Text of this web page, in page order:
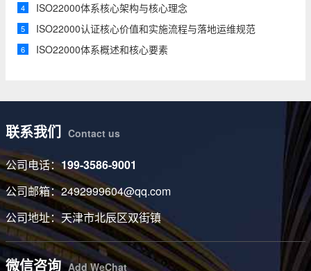
4 ISO22000体系核心架构与核心理念
5 ISO22000认证核心价值和实施流程与落地运维规范
6 ISO22000体系概述和核心要素
联系我们 Contact us
公司电话：199-3586-9001
公司邮箱：2492999604@qq.com
公司地址：天津市北辰区双街镇
微信咨询 Add WeChat